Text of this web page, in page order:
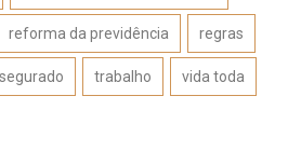
reforma da previdência regras
segurado trabalho vida toda